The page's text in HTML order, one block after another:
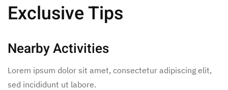
Exclusive Tips
Nearby Activities
Lorem ipsum dolor sit amet, consectetur adipiscing elit,
sed incididunt ut labore.